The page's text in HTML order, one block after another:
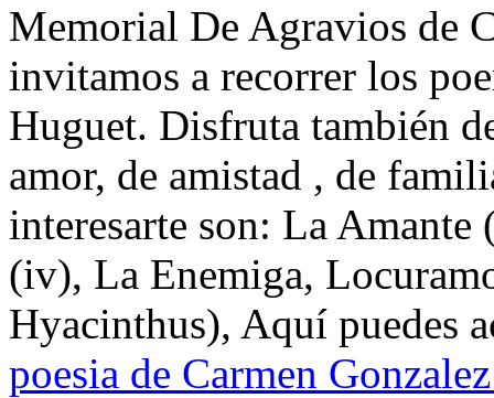
Memorial De Agravios de
invitamos a recorrer los
Huguet. Disfruta también
amor, de amistad , de
interesarte son: La
(iv), La Enemiga,
Hyacinthus), Aquí puedes
poesia de Carmen